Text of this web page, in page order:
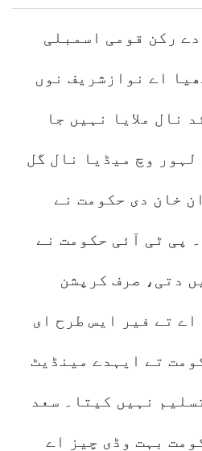
رکن قومی اسمبلی
اے نوازشریف نوں
نال ملایا نہیں جا
وچ میڈیا نال گل
خان دی حکومت نے
پی ٹی آئی حکومت نے
دتی، صرف کرپشن
اے تے فیر ایس طرح ای
تے ایہدے مینڈیٹ
نہیں کیتا۔ سعد
بہت وڈی چیز اے